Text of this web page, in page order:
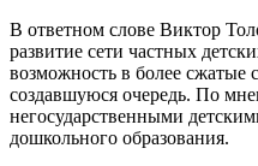
В ответном слове Виктор
развитие сети частных
возможность в более сжатые
создавшуюся очередь. По
негосударственными
дошкольного образования.